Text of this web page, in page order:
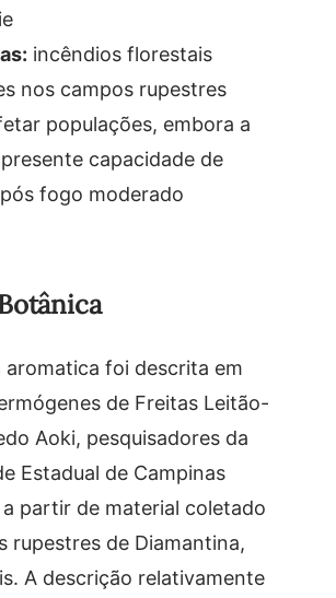
incêndios florestais
nos campos rupestres
populações, embora a
capacidade de
fogo moderado
aromatica foi descrita em
de Freitas Leitão-
Aoki, pesquisadores da
Estadual de Campinas
partir de material coletado
rupestres de Diamantina,
A descrição relativamente